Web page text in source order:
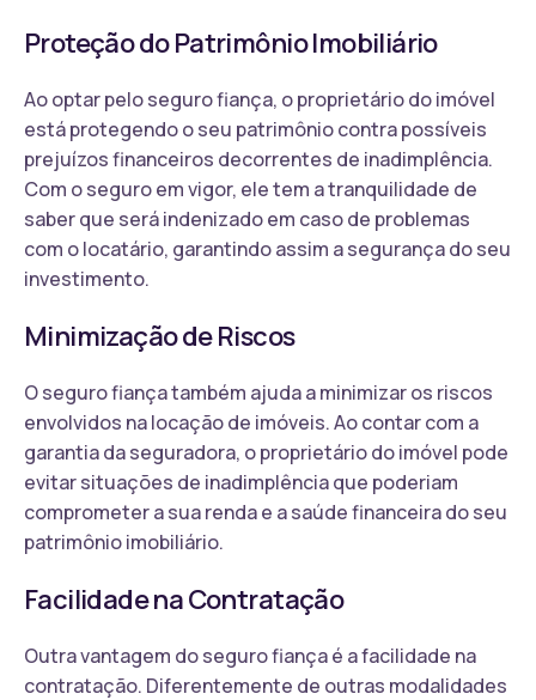
Proteção do Patrimônio Imobiliário
Ao optar pelo seguro fiança, o proprietário do imóvel
está protegendo o seu patrimônio contra possíveis
prejuízos financeiros decorrentes de inadimplência.
Com o seguro em vigor, ele tem a tranquilidade de
saber que será indenizado em caso de problemas
com o locatário, garantindo assim a segurança do seu
investimento.
Minimização de Riscos
O seguro fiança também ajuda a minimizar os riscos
envolvidos na locação de imóveis. Ao contar com a
garantia da seguradora, o proprietário do imóvel pode
evitar situações de inadimplência que poderiam
comprometer a sua renda e a saúde financeira do seu
patrimônio imobiliário.
Facilidade na Contratação
Outra vantagem do seguro fiança é a facilidade na
contratação. Diferentemente de outras modalidades